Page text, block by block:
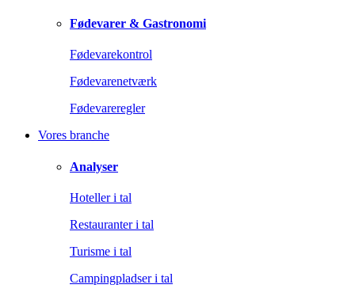
Fødevarer & Gastronomi
Fødevarekontrol
Fødevarenetværk
Fødevareregler
Vores branche
Analyser
Hoteller i tal
Restauranter i tal
Turisme i tal
Campingpladser i tal